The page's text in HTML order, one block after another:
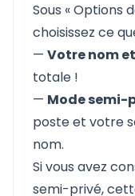
Sous « Options
choisissez ce
— Votre nom
totale !
— Mode semi-
poste et votre
nom.
Si vous avez
semi-privé,